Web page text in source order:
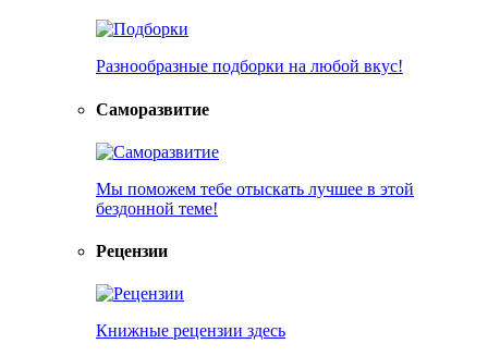
Разнообразные подборки на любой вкус!
Саморазвитие
Мы поможем тебе отыскать лучшее в этой
бездонной теме!
Рецензии
Книжные рецензии здесь